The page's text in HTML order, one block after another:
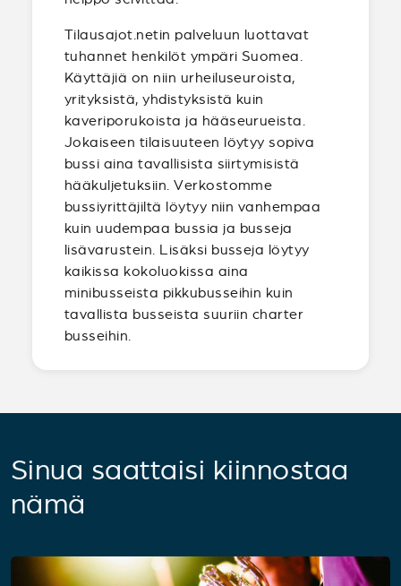
Tilausajot.netin palveluun luottavat
tuhannet henkilöt ympäri Suomea.
Käyttäjiä on niin urheiluseuroista,
yrityksistä, yhdistyksistä kuin
kaveriporukoista ja hääseurueista.
Jokaiseen tilaisuuteen löytyy sopiva
bussi aina tavallisista siirtymisistä
hääkuljetuksiin. Verkostomme
bussiyrittäjiltä löytyy niin vanhempaa
kuin uudempaa bussia ja busseja
lisävarustein. Lisäksi busseja löytyy
kaikissa kokoluokissa aina
minibusseista pikkubusseihin kuin
tavallista busseista suuriin charter
busseihin.
Sinua saattaisi kiinnostaa
nämä